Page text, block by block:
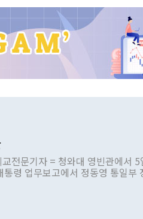
전문기자 = 청와대 영빈관에서 5
령 업무보고에서 정동영 통일부
거치지 않은 사안을 정책으로 추